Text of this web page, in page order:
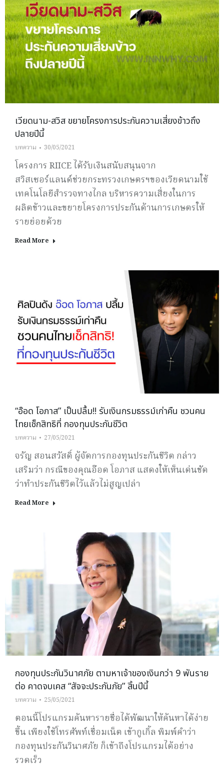
เวียดนาม-สวิส ขยายโครงการประกันความเสี่ยงข้าวถึง
ปลายปีนี้
บทความ 30/05/2021
โครงการ RIICE ได้รับเงินสนับสนุนจาก
สวิสเซอร์แลนด์ช่วยกระทรวงเกษตรฯของเวียดนามใช้
เทคโนโลยีสำรวจทางไกล บริหารความเสี่ยงในการ
ผลิตข้าวและขยายโครงการประกันด้านการเกษตรให้
รายย่อยด้วย
Read More
“อ๊อด โอภาส” เป็นปลื้ม!! รับเงินกรมธรรม์เก่าคืน ชวนคน
ไทยเช็กสิทธิที่ กองทุนประกันชีวิต
บทความ 27/05/2021
จรัญ สอนสวัสดิ์ ผู้จัดการกองทุนประกันชีวิต กล่าว
เสริมว่า กรณีของคุณอ๊อด โอภาส แสดงให้เห็นเด่นชัด
ว่าทำประกันชีวิตไว้แล้วไม่สูญเปล่า
Read More
กองทุนประกันวินาศภัย ตามหาเจ้าของเงินกว่า 9 พันราย
ต่อ คาดจบเคส “สัจจะประกันภัย” สิ้นปีนี้
บทความ 25/05/2021
ตอนนี้โปรแกรมค้นหารายชื่อได้พัฒนาให้ค้นหาได้ง่าย
ขึ้น เพียงใช้โทรศัพท์เชื่อมเน็ต เข้ากูเกิ้ล พิมพ์คำว่า
กองทุนประกันวินาศภัย ก็เข้าถึงโปรแกรมได้อย่าง
รวดเร็ว